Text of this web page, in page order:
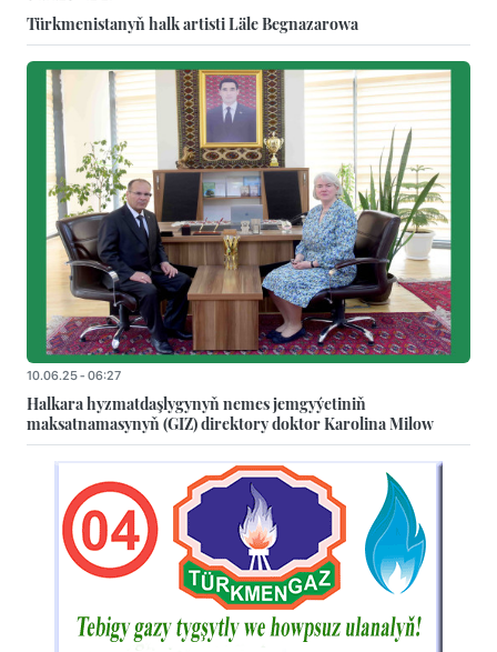
Türkmenistanyň halk artisti Läle Begnazarowa
10.06.25 - 06:27
Halkara hyzmatdaşlygynyň nemes jemgyýetiniň
maksatnamasynyň (GIZ) direktory doktor Karolina Milow